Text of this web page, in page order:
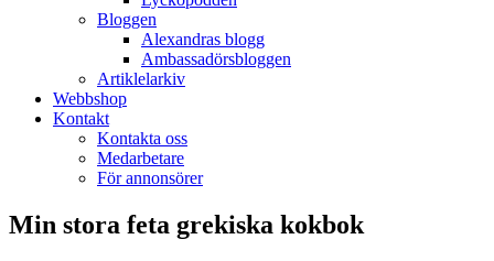
Bloggen
Alexandras blogg
Ambassadörsbloggen
Artiklelarkiv
Webbshop
Kontakt
Kontakta oss
Medarbetare
För annonsörer
Min stora feta grekiska kokbok